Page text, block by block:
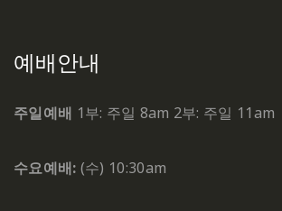
예배안내
주일예배 1부: 주일 8am 2부: 주일 11am
수요예배: (수) 10:30am